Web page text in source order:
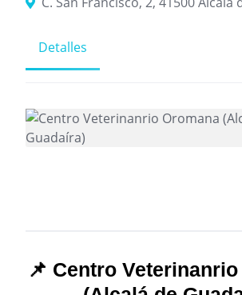
Detalles
📌 Centro